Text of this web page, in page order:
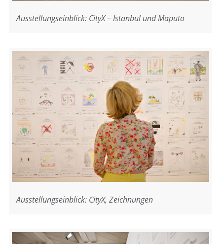
Ausstellungseinblick: CityX – Istanbul und Maputo
Ausstellungseinblick: CityX, Zeichnungen